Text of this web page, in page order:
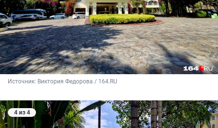
Источник: Виктория Федорова / 164.RU
4 из 4